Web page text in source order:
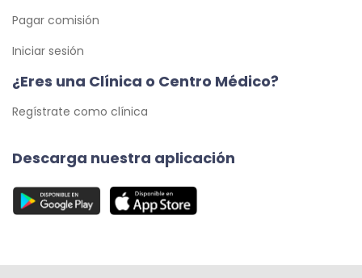
Pagar comisión
Iniciar sesión
¿Eres una Clínica o Centro Médico?
Regístrate como clínica
Descarga nuestra aplicación